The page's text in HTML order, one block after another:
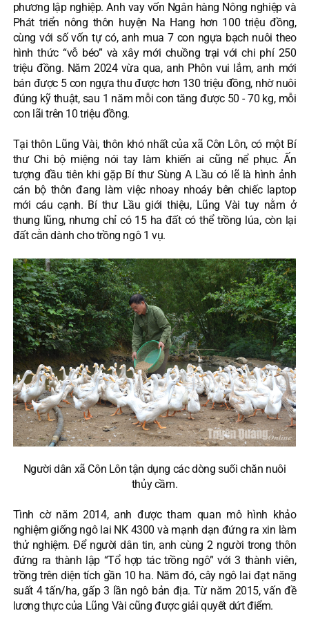
phương lập nghiệp. Anh vay vốn Ngân hàng Nông nghiệp và
Phát triển nông thôn huyện Na Hang hơn 100 triệu đồng,
cùng với số vốn tự có, anh mua 7 con ngựa bạch nuôi theo
hình thức “vỗ béo” và xây mới chuồng trại với chi phí 250
triệu đồng. Năm 2024 vừa qua, anh Phôn vui lắm, anh mới
bán được 5 con ngựa thu được hơn 130 triệu đồng, nhờ nuôi
đúng kỹ thuật, sau 1 năm mỗi con tăng được 50 - 70 kg, mỗi
con lãi trên 10 triệu đồng.
Tại thôn Lũng Vài, thôn khó nhất của xã Côn Lôn, có một Bí
thư Chi bộ miệng nói tay làm khiến ai cũng nể phục. Ấn
tượng đầu tiên khi gặp Bí thư Sùng A Lầu có lẽ là hình ảnh
cán bộ thôn đang làm việc nhoay nhoáy bên chiếc laptop
mới cáu cạnh. Bí thư Lầu giới thiệu, Lũng Vài tuy nằm ở
thung lũng, nhưng chỉ có 15 ha đất có thể trồng lúa, còn lại
đất cằn dành cho trồng ngô 1 vụ.
Người dân xã Côn Lôn tận dụng các dòng suối chăn nuôi
thủy cầm.
Tình cờ năm 2014, anh được tham quan mô hình khảo
nghiệm giống ngô lai NK 4300 và mạnh dạn đứng ra xin làm
thử nghiệm. Để người dân tin, anh cùng 2 người trong thôn
đứng ra thành lập “Tổ hợp tác trồng ngô” với 3 thành viên,
trồng trên diện tích gần 10 ha. Năm đó, cây ngô lai đạt năng
suất 4 tấn/ha, gấp 3 lần ngô bản địa. Từ năm 2015, vấn đề
lương thực của Lũng Vài cũng được giải quyết dứt điểm.